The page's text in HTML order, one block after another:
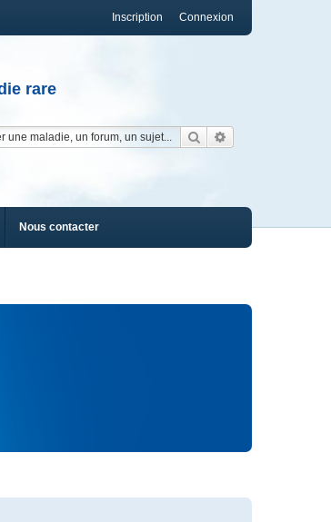
Connexion
Inscription
rare
Rechercher
Nous contacter